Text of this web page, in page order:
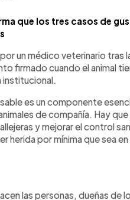
que los tres casos de
un médico veterinario tras
firmado cuando el animal
es un componente
de compañía. Hay
y mejorar el control
herida por mínima que sea
las personas, dueñas de